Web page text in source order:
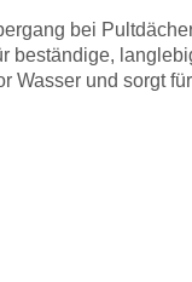
bei
beständige,
Wasser und sorgt